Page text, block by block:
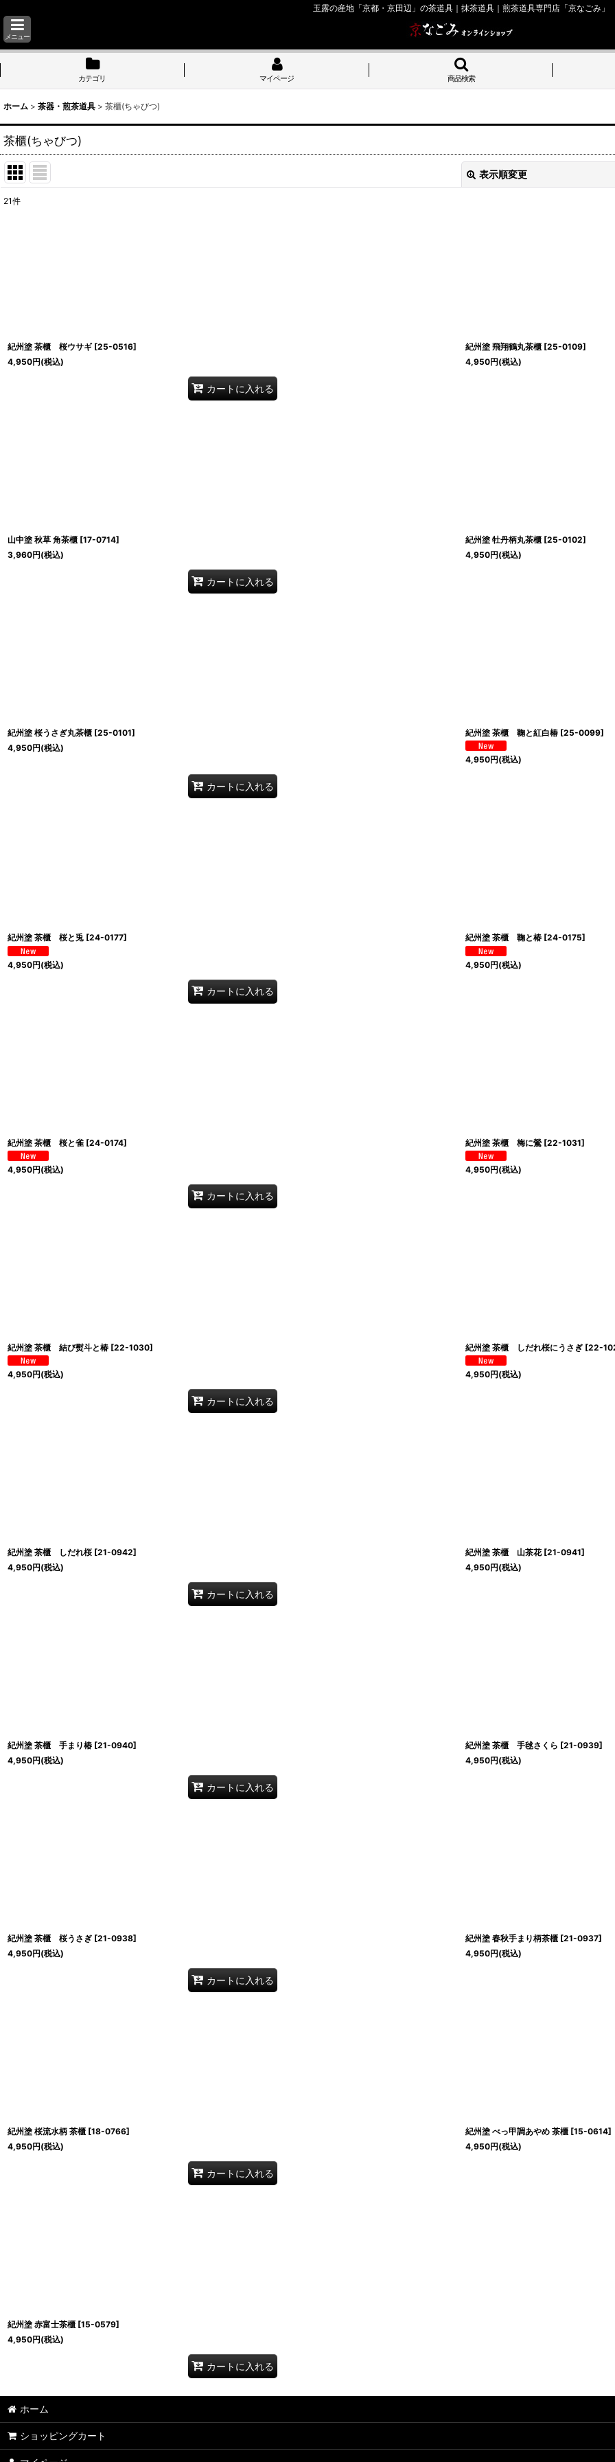
玉露の産地「京都・京田辺」の茶道具｜抹茶道具｜煎茶道具専門店「京なごみ」
メニュー
カテゴリ マイページ 商品検索
ホーム > 茶器・煎茶道具 > 茶櫃(ちゃびつ)
茶櫃(ちゃびつ)
表示順変更
21件
紀州塗 茶櫃 桜ウサギ [25-0516]
4,950円(税込)
カートに入れる
紀州塗 飛翔鶴丸茶櫃 [25-0109]
4,950円(税込)
山中塗 秋草 角茶櫃 [17-0714]
3,960円(税込)
カートに入れる
紀州塗 牡丹柄丸茶櫃 [25-0102]
4,950円(税込)
紀州塗 桜うさぎ丸茶櫃 [25-0101]
4,950円(税込)
カートに入れる
紀州塗 茶櫃 鞠と紅白椿 [25-0099]
4,950円(税込)
紀州塗 茶櫃 桜と兎 [24-0177]
4,950円(税込)
カートに入れる
紀州塗 茶櫃 鞠と椿 [24-0175]
4,950円(税込)
紀州塗 茶櫃 桜と雀 [24-0174]
4,950円(税込)
カートに入れる
紀州塗 茶櫃 梅に鶯 [22-1031]
4,950円(税込)
紀州塗 茶櫃 結び熨斗と椿 [22-1030]
4,950円(税込)
カートに入れる
紀州塗 茶櫃 しだれ桜にうさぎ [22-
4,950円(税込)
紀州塗 茶櫃 しだれ桜 [21-0942]
4,950円(税込)
カートに入れる
紀州塗 茶櫃 山茶花 [21-0941]
4,950円(税込)
紀州塗 茶櫃 手まり椿 [21-0940]
4,950円(税込)
カートに入れる
紀州塗 茶櫃 手毬さくら [21-0939]
4,950円(税込)
紀州塗 茶櫃 桜うさぎ [21-0938]
4,950円(税込)
カートに入れる
紀州塗 春秋手まり柄茶櫃 [21-0937]
4,950円(税込)
紀州塗 桜流水柄 茶櫃 [18-0766]
4,950円(税込)
カートに入れる
紀州塗 べっ甲調あやめ 茶櫃 [15-0614]
4,950円(税込)
紀州塗 赤富士茶櫃 [15-0579]
4,950円(税込)
カートに入れる
ホーム
ショッピングカート